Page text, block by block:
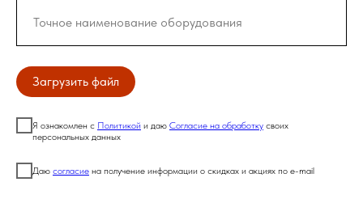
Загрузить файл
Я ознакомлен с Политикой и даю Согласие на обработку своих
персональных данных
Даю согласие на получение информации о скидках и акциях по e-mail